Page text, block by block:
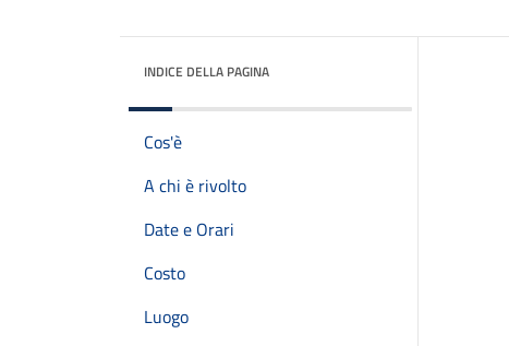
INDICE DELLA PAGINA
Cos'è
A chi è rivolto
Date e Orari
Costo
Luogo